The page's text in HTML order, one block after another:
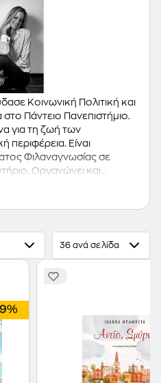
Κοινωνική Πολιτική και
Πάντειο Πανεπιστήμιο.
για τη ζωή των
Είναι
Φιλαναγνωσίας σε
Οργανώνει και
συγγραφέων για το
του δημοτικού. Επίσης
"Βιβλία από όλο τον
εφημερίδας KosVoice
του διαδικτύου για τη
του Ελληνικού
Ελληνική Γνώμη, που
τους Έλληνες της
Τα βιβλίο
τη δασκάλα μου" και "ο
36 ανά σελίδα